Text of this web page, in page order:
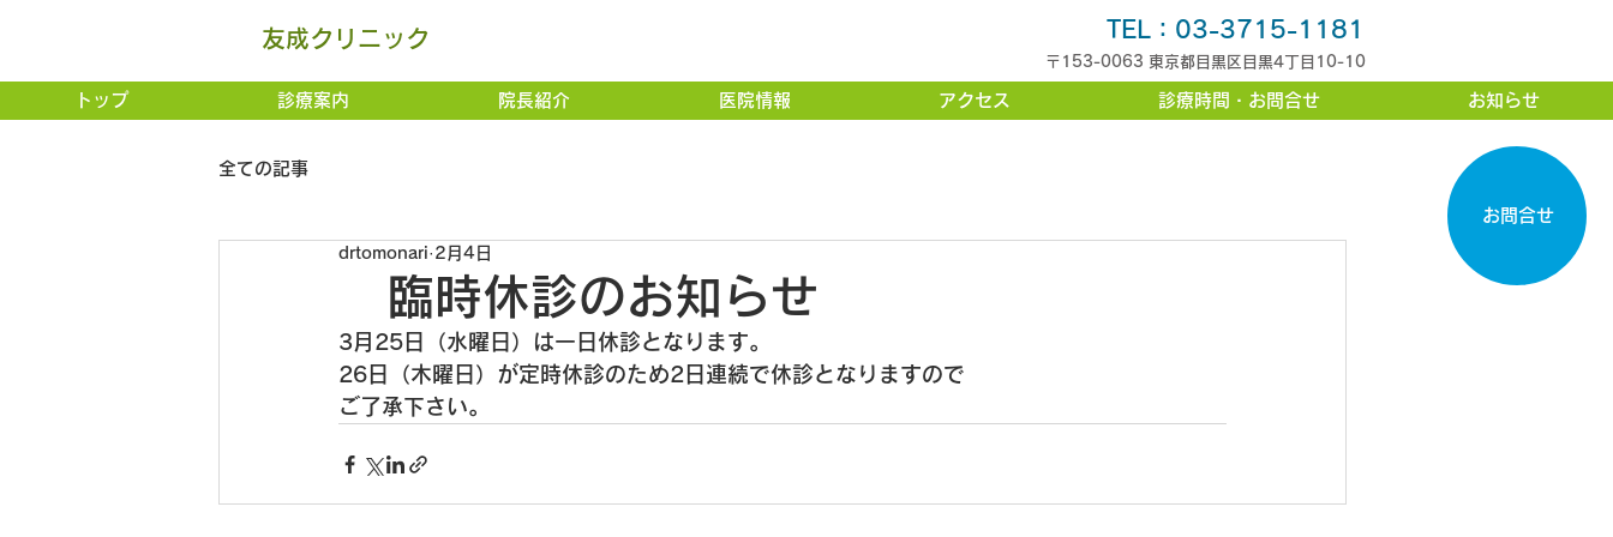
お問合せ
友成クリニック TEL：03-3715-1181
〒153-0063 東京都目黒区目黒4丁目10-10
トップ 診療案内 院長紹介 医院情報 アクセス 診療時間・お問合せ お知らせ
全ての記事
臨時休診のお知らせ
drtomonari 2月4日
3月25日（水曜日）は一日休診となります。
26日（木曜日）が定時休診のため2日連続で休診となりますので
ご了承下さい。